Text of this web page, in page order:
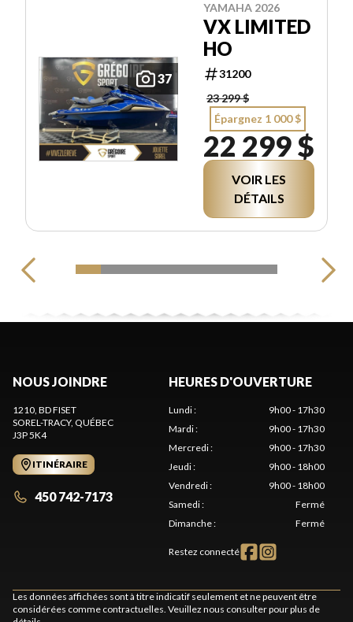
37
YAMAHA 2026
VX LIMITED
HO
31200
23 299 $
Épargnez 1 000 $
22 299 $
VOIR LES
DÉTAILS
NOUS JOINDRE
1210, BD FISET
SOREL-TRACY, QUÉBEC
J3P 5K4
ITINÉRAIRE
450 742-7173
HEURES D'OUVERTURE
Lundi:
9h00 - 17h30
Mardi:
9h00 - 17h30
Mercredi:
9h00 - 17h30
Jeudi:
9h00 - 18h00
Vendredi:
9h00 - 18h00
Samedi:
Fermé
Dimanche: Fermé
Restez connecté
Les données affichées sont à titre indicatif seulement et ne peuvent être
considérées comme contractuelles. Veuillez nous consulter pour plus de